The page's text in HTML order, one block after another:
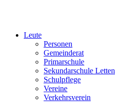
Leute
Personen
Gemeinderat
Primarschule
Sekundarschule Letten
Schulpflege
Vereine
Verkehrsverein